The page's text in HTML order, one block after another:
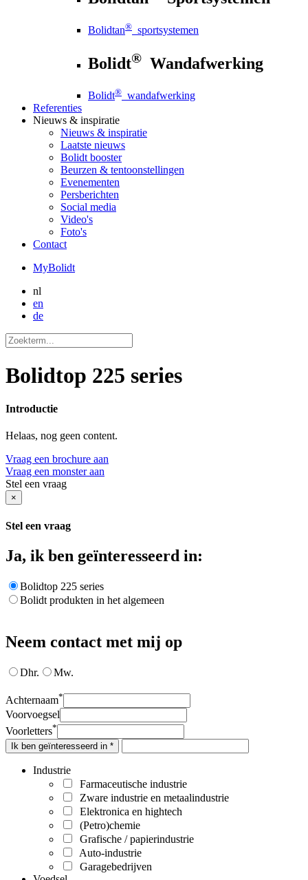
Bolidtan® sportsystemen
Bolidt® Wandafwerking
Bolidt® wandafwerking
Referenties
Nieuws & inspiratie
Nieuws & inspiratie
Laatste nieuws
Bolidt booster
Beurzen & tentoonstellingen
Evenementen
Persberichten
Social media
Video's
Foto's
Contact
MyBolidt
nl
en
de
Bolidtop 225 series
Introductie
Helaas, nog geen content.
Vraag een brochure aan
Vraag een monster aan
Stel een vraag
×
Stel een vraag
Ja, ik ben geïnteresseerd in:
Bolidtop 225 series
Bolidt produkten in het algemeen
Neem contact met mij op
Dhr. Mw.
Achternaam*
Voorvoegsel
Voorletters*
Ik ben geïnteresseerd in *
Industrie
Farmaceutische industrie
Zware industrie en metaalindustrie
Elektronica en hightech
(Petro)chemie
Grafische / papierindustrie
Auto-industrie
Garagebedrijven